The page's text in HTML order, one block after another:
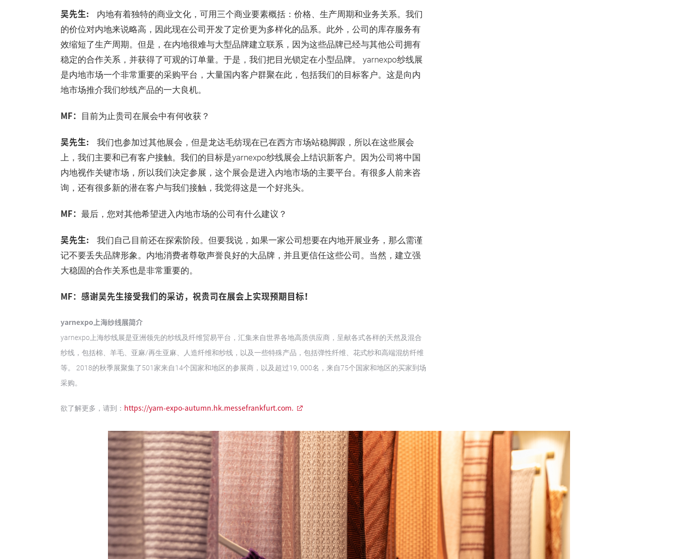
吴先生: 内地有着独特的商业文化，可用三个商业要素概括：价格、生产周期和业务关系。我们
的价位对内地来说略高，因此现在公司开发了定价更为多样化的品系。此外，公司的库存服务有
效缩短了生产周期。但是，在内地很难与大型品牌建立联系，因为这些品牌已经与其他公司拥有
稳定的合作关系，并获得了可观的订单量。于是，我们把目光锁定在小型品牌。 yarnexpo纱线展
是内地市场一个非常重要的采购平台，大量国内客户群聚在此，包括我们的目标客户。这是向内
地市场推介我们纱线产品的一大良机。
MF： 目前为止贵司在展会中有何收获？
吴先生: 我们也参加过其他展会，但是龙达毛纺现在已在西方市场站稳脚跟，所以在这些展会
上，我们主要和已有客户接触。我们的目标是yarnexpo纱线展会上结识新客户。因为公司将中国
内地视作关键市场，所以我们决定参展，这个展会是进入内地市场的主要平台。有很多人前来咨
询，还有很多新的潜在客户与我们接触，我觉得这是一个好兆头。
MF： 最后，您对其他希望进入内地市场的公司有什么建议？
吴先生: 我们自己目前还在探索阶段。但要我说，如果一家公司想要在内地开展业务，那么需谨
记不要丢失品牌形象。内地消费者尊敬声誉良好的大品牌，并且更信任这些公司。当然，建立强
大稳固的合作关系也是非常重要的。
MF：感谢吴先生接受我们的采访，祝贵司在展会上实现预期目标！
yarnexpo上海纱线展简介
yarnexpo上海纱线展是亚洲领先的纱线及纤维贸易平台，汇集来自世界各地高质供应商，呈献各式各样的天然及混合
纱线，包括棉、羊毛、亚麻/再生亚麻、人造纤维和纱线，以及一些特殊产品，包括弹性纤维、花式纱和高端混纺纤维
等。 2018的秋季展聚集了501家来自14个国家和地区的参展商，以及超过19, 000名，来自75个国家和地区的买家到场
采购。
欲了解更多，请到： https://yarn-expo-autumn.hk.messefrankfurt.com.